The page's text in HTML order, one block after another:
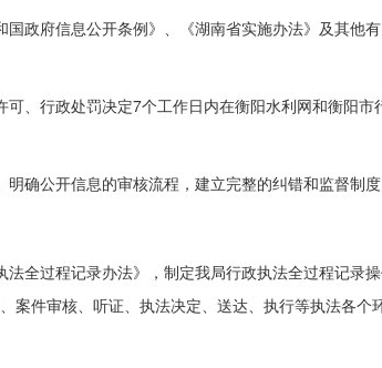
国政府信息公开条例》、《湖南省实施办法》及其他
可、行政处罚决定7个工作日内在衡阳水利网和衡阳
确公开信息的审核流程，建立完整的纠错和监督制度
法全过程记录办法》，制定我局行政执法全过程记录
案件审核、听证、执法决定、送达、执行等执法各